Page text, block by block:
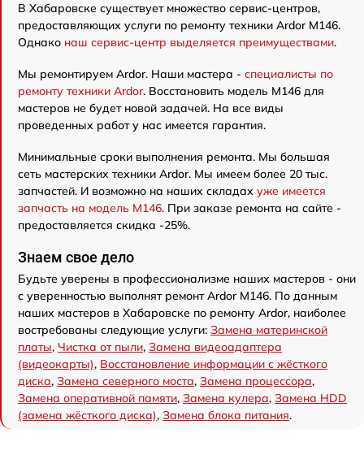
В Хабаровске существует множество сервис-центров,
предоставляющих услуги по ремонту техники Ardor M146.
Однако наш сервис-центр выделяется преимуществами.
Мы ремонтируем Ardor. Наши мастера - специалисты по
ремонту техники Ardor. Восстановить модель M146 для
мастеров не будет новой задачей. На все виды
проведенных работ у нас имеется гарантия.
Минимальные сроки выполнения ремонта. Мы большая
сеть мастерских техники Ardor. Мы имеем более 20 тыс.
запчастей. И возможно на наших складах уже имеется
запчасть на модель M146. При заказе ремонта на сайте -
предоставляется скидка -25%.
Знаем свое дело
Будьте уверены в профессионализме наших мастеров - они
с уверенностью выполнят ремонт Ardor M146. По данным
наших мастеров в Хабаровске по ремонту Ardor, наиболее
востребованы следующие услуги: Замена материнской
платы, Чистка от пыли, Замена видеоадаптера
(видеокарты), Восстановление информации с жёсткого
диска, Замена северного моста, Замена процессора,
Замена оперативной памяти, Замена кулера, Замена HDD
(замена жёсткого диска), Замена блока питания.